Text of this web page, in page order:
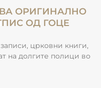
ОРИГИНАЛНО
ОД ГОЦЕ
црковни книги,
на долгите полици во